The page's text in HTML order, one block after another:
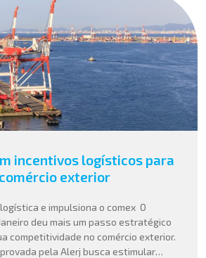
incentivos logísticos para
exterior
e impulsiona o comex O
deu mais um passo estratégico
competitividade no comércio exterior.
pela Alerj busca estimular